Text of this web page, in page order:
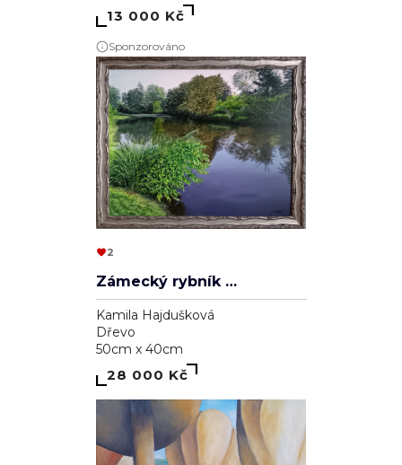
13 000 Kč
Sponzorováno
2
Zámecký rybník v Lednici
Kamila Hajdušková
Dřevo
50cm x 40cm
28 000 Kč